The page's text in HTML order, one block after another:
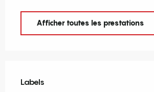
Afficher toutes les prestations
Labels
Labels